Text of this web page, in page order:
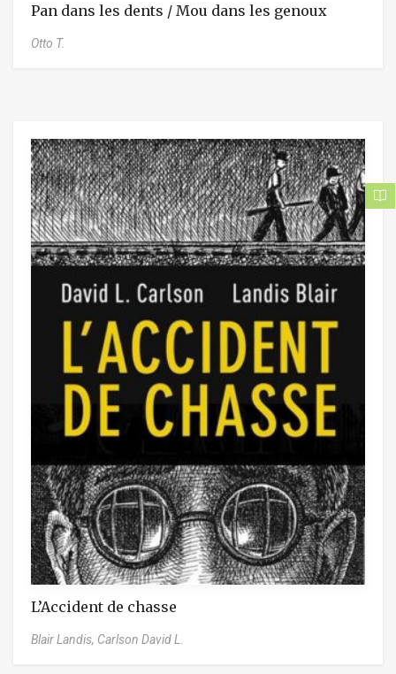
Pan dans les dents / Mou dans les genoux
Otto T.
L’Accident de chasse
Blair Landis, Carlson David L.